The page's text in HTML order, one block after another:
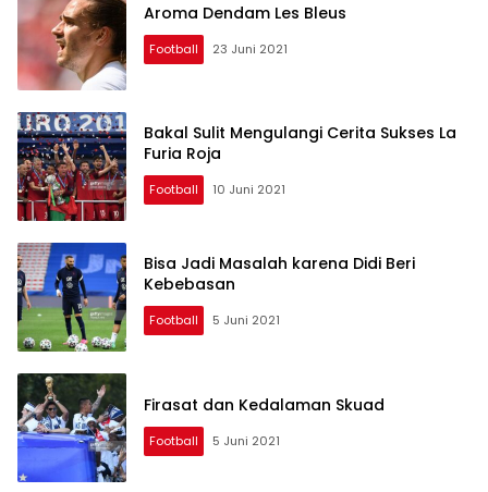
Aroma Dendam Les Bleus
Football 23 Juni 2021
Bakal Sulit Mengulangi Cerita Sukses La
Furia Roja
Football 10 Juni 2021
Bisa Jadi Masalah karena Didi Beri
Kebebasan
Football 5 Juni 2021
Firasat dan Kedalaman Skuad
Football 5 Juni 2021